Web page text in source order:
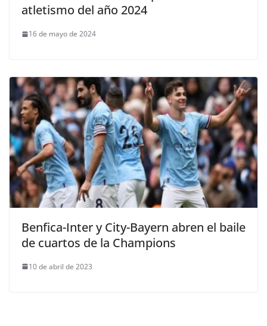
atletismo del año 2024
16 de mayo de 2024
Benfica-Inter y City-Bayern abren el baile
de cuartos de la Champions
10 de abril de 2023